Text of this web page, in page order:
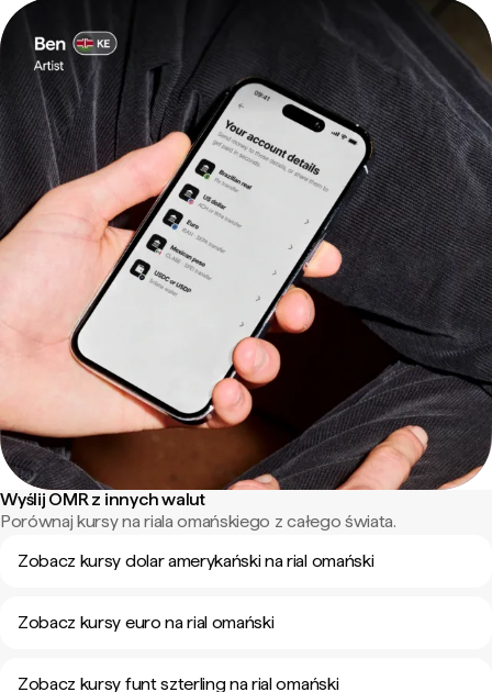
Wyślij OMR z innych walut
Porównaj kursy na riala omańskiego z całego świata.
Zobacz kursy dolar amerykański na rial omański
Zobacz kursy euro na rial omański
Zobacz kursy funt szterling na rial omański